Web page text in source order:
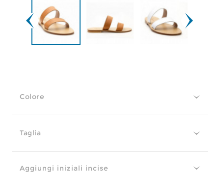
Colore
Taglia
Aggiungi iniziali incise